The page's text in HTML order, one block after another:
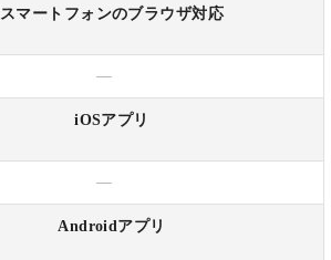
スマートフォンのブラウザ対応
—
iOSアプリ
—
Androidアプリ